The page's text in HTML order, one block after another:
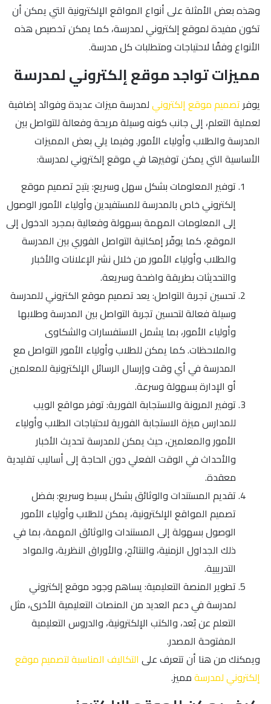
وهذه بعض الأمثلة على أنواع المواقع الإلكترونية التي يمكن أن
تكون مفيدة لموقع إلكتروني لمدرسة، كما يمكن تخصيص هذه
الأنواع وفقًا لاحتياجات ومتطلبات كل مدرسة.
مميزات تواجد موقع إلكتروني لمدرسة
يوفرتصميم موقع إلكترونيلمدرسة ميزات عديدة وفوائد إضافية
لعملية التعلم، إلى جانب كونه وسيلة مريحة وفعالة للتواصل بين
المدرسة والطلاب وأولياء الأمور. وفيما يلي بعض المميزات
الأساسية التي يمكن توفيرها في موقع إلكتروني لمدرسة:
توفير المعلومات بشكل سهل وسريع: يتيح تصميم موقع
إلكتروني خاص بالمدرسة للمستفيدين وأولياء الأمور الوصول
إلى المعلومات المهمة بسهولة وفعالية بمجرد الدخول إلى
الموقع، كما يوفّر إمكانية التواصل الفوري بين المدرسة
والطلاب وأولياء الأمور من خلال نشر الإعلانات والأخبار
والتحديثات بطريقة واضحة وسريعة.
تحسين تجربة التواصل: يعد تصميم موقع الكتروني للمدرسة
وسيلة فعالة لتحسين تجربة التواصل بين المدرسة وطلابها
وأولياء الأمور، بما يشمل الاستفسارات والشكاوى
والملاحظات. كما يمكن للطلاب وأولياء الأمور التواصل مع
المدرسة في أي وقت وإرسال الرسائل الإلكترونية للمعلمين
أو الإدارة بسهولة وسرعة.
توفير المرونة والاستجابة الفورية: توفر مواقع الويب
للمدارس ميزة الاستجابة الفورية لاحتياجات الطلاب وأولياء
الأمور والمعلمين، حيث يمكن للمدرسة تحديث الأخبار
والأحداث في الوقت الفعلي دون الحاجة إلى أساليب تقليدية
معقدة.
تقديم المستندات والوثائق بشكل بسيط وسريع: بفضل
تصميم المواقع الإلكترونية، يمكن للطلاب وأولياء الأمور
الوصول بسهولة إلى المستندات والوثائق المهمة، بما في
ذلك الجداول الزمنية، والنتائج، والأوراق النظرية، والمواد
التدريبية.
تطوير المنصة التعليمية: يساهم وجود موقع إلكتروني
لمدرسة في دعم العديد من المنصات التعليمية الأخرى، مثل
التعلم عن بُعد، والكتب الإلكترونية، والدروس التعليمية
المفتوحة المصدر.
ويمكنك من هنا أن تتعرف على التكاليف المناسبة لتصميم موقع
إلكتروني لمدرسةمميز.